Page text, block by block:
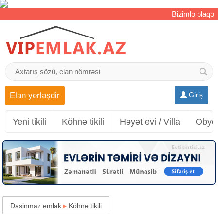
Bizimlə əlaqə
Giriş
Elan yerləşdir
Yeni tikili Köhnə tikili Həyət evi / Villa
Dasinmaz emlak ▸ Köhnə tikili